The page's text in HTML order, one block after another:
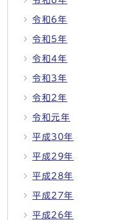
令和6年
令和5年
令和4年
令和3年
令和2年
令和元年
平成30年
平成29年
平成28年
平成27年
平成26年